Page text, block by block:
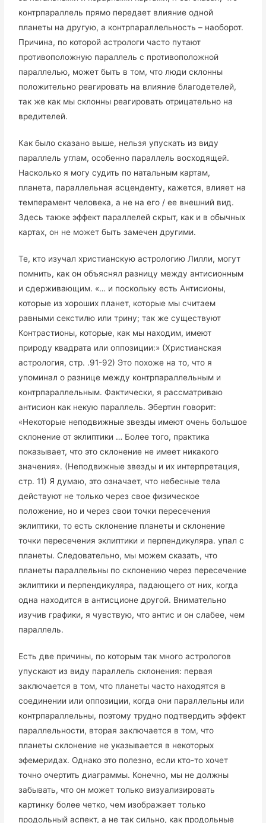
контрпараллель прямо передает влияние одной
планеты на другую, а контрпараллельность – наоборот.
Причина, по которой астрологи часто путают
противоположную параллель с противоположной
параллелью, может быть в том, что люди склонны
положительно реагировать на влияние благодетелей,
так же как мы склонны реагировать отрицательно на
вредителей.
Как было сказано выше, нельзя упускать из виду
параллель углам, особенно параллель восходящей.
Насколько я могу судить по натальным картам,
планета, параллельная асценденту, кажется, влияет на
темперамент человека, а не на его / ее внешний вид.
Здесь также эффект параллелей скрыт, как и в обычных
картах, он не может быть замечен другими.
Те, кто изучал христианскую астрологию Лилли, могут
помнить, как он объяснял разницу между антисионным
и сдерживающим. «… и поскольку есть Антисионы,
которые из хороших планет, которые мы считаем
равными секстилю или трину; так же существуют
Контрастионы, которые, как мы находим, имеют
природу квадрата или оппозиции:» (Христианская
астрология, стр. .91-92) Это похоже на то, что я
упоминал о разнице между контрпараллельным и
контрпараллельным. Фактически, я рассматриваю
антисион как некую параллель. Эбертин говорит:
«Некоторые неподвижные звезды имеют очень большое
склонение от эклиптики … Более того, практика
показывает, что это склонение не имеет никакого
значения». (Неподвижные звезды и их интерпретация,
стр. 11) Я думаю, это означает, что небесные тела
действуют не только через свое физическое
положение, но и через свои точки пересечения
эклиптики, то есть склонение планеты и склонение
точки пересечения эклиптики и перпендикуляра. упал с
планеты. Следовательно, мы можем сказать, что
планеты параллельны по склонению через пересечение
эклиптики и перпендикуляра, падающего от них, когда
одна находится в антисционе другой. Внимательно
изучив графики, я чувствую, что антис и он слабее, чем
параллель.
Есть две причины, по которым так много астрологов
упускают из виду параллель склонения: первая
заключается в том, что планеты часто находятся в
соединении или оппозиции, когда они параллельны или
контрпараллельны, поэтому трудно подтвердить эффект
параллельности, вторая заключается в том, что
планеты склонение не указывается в некоторых
эфемеридах. Однако это полезно, если кто-то хочет
точно очертить диаграммы. Конечно, мы не должны
забывать, что он может только визуализировать
картинку более четко, чем изображает только
продольный аспект, а не так сильно, как продольные